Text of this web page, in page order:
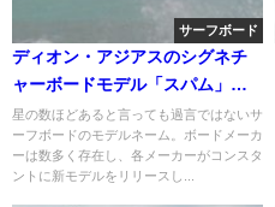
サーフボード
ディオン・アジアスのシグネチ
ャーボードモデル「スパム」が
スーパーブランドからリリース
星の数ほどあると言っても過言ではないサ
ーフボードのモデルネーム。ボードメーカ
ーは数多く存在し、各メーカーがコンスタ
ントに新モデルをリリースし...